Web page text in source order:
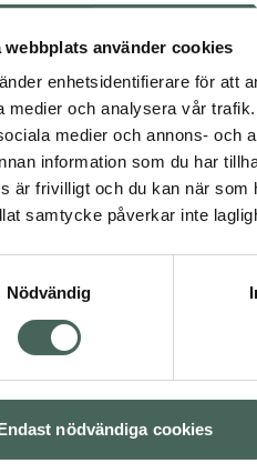
webbplats använder cookies
enhetsidentifierare för att
medier och analysera vår
medier och annons- och
information som du har
är frivilligt och du kan när
samtycke påverkar inte
Nödvändig
nödvändiga cookies
är blandat med ekologisk
D-vitamin är en fettlöslig
för att säkerställa bra effekt
kapslar (kapslar av gelatin